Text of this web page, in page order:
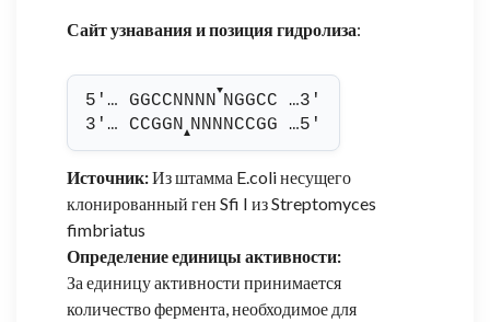
Сайт узнавания и позиция гидролиза:
5'… GGCCNNNN
▼
NGGCC …3'
3'… CCGGN▲NNNNCCGG …5'
Источник:Из штамма E.coli несущего
клонированный ген Sfi I из Streptomyces
fimbriatus
Определение единицы активности:
За единицу активности принимается
количество фермента, необходимое для